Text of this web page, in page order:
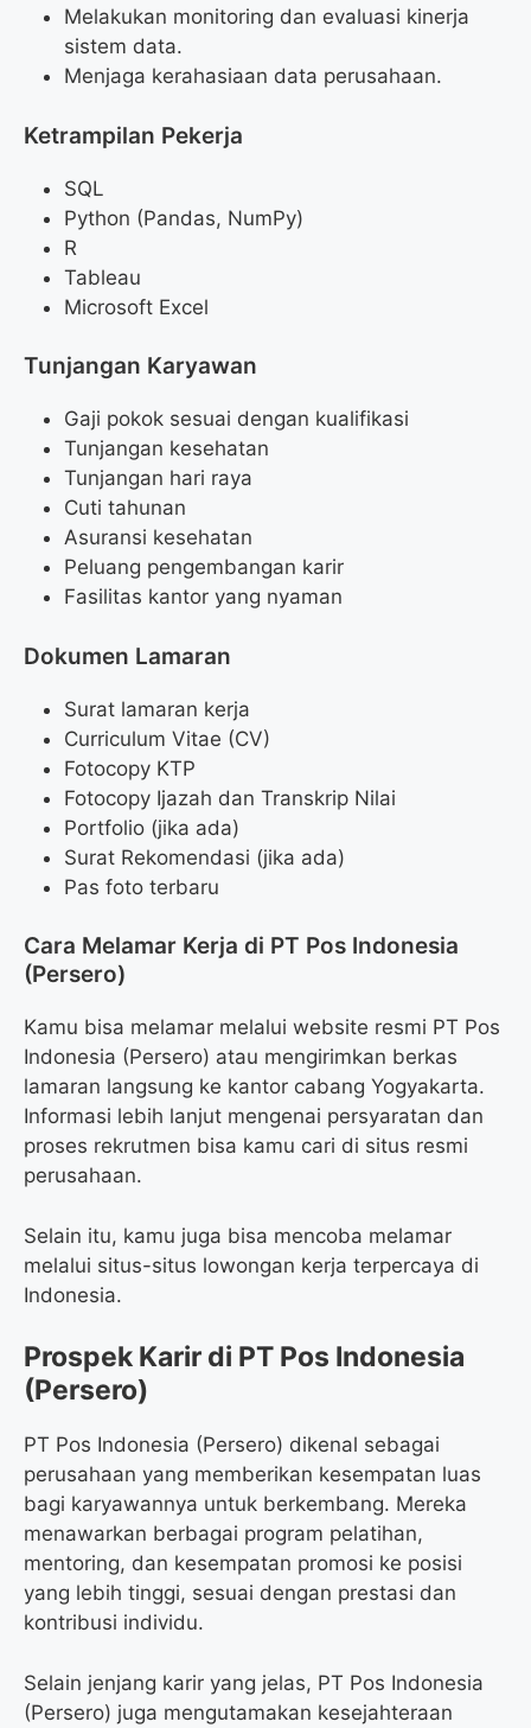
Melakukan monitoring dan evaluasi kinerja
sistem data.
Menjaga kerahasiaan data perusahaan.
Ketrampilan Pekerja
SQL
Python (Pandas, NumPy)
R
Tableau
Microsoft Excel
Tunjangan Karyawan
Gaji pokok sesuai dengan kualifikasi
Tunjangan kesehatan
Tunjangan hari raya
Cuti tahunan
Asuransi kesehatan
Peluang pengembangan karir
Fasilitas kantor yang nyaman
Dokumen Lamaran
Surat lamaran kerja
Curriculum Vitae (CV)
Fotocopy KTP
Fotocopy Ijazah dan Transkrip Nilai
Portfolio (jika ada)
Surat Rekomendasi (jika ada)
Pas foto terbaru
Cara Melamar Kerja di PT Pos Indonesia
(Persero)
Kamu bisa melamar melalui website resmi PT Pos
Indonesia (Persero) atau mengirimkan berkas
lamaran langsung ke kantor cabang Yogyakarta.
Informasi lebih lanjut mengenai persyaratan dan
proses rekrutmen bisa kamu cari di situs resmi
perusahaan.
Selain itu, kamu juga bisa mencoba melamar
melalui situs-situs lowongan kerja terpercaya di
Indonesia.
Prospek Karir di PT Pos Indonesia
(Persero)
PT Pos Indonesia (Persero) dikenal sebagai
perusahaan yang memberikan kesempatan luas
bagi karyawannya untuk berkembang. Mereka
menawarkan berbagai program pelatihan,
mentoring, dan kesempatan promosi ke posisi
yang lebih tinggi, sesuai dengan prestasi dan
kontribusi individu.
Selain jenjang karir yang jelas, PT Pos Indonesia
(Persero) juga mengutamakan kesejahteraan